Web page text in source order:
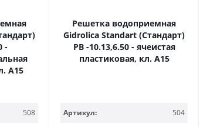
-
А15
508
Решетка водоприемная
Gidrolica Standart (Стандарт)
РВ -10.13,6.50 - ячеистая
пластиковая, кл. А15
Артикул:
504